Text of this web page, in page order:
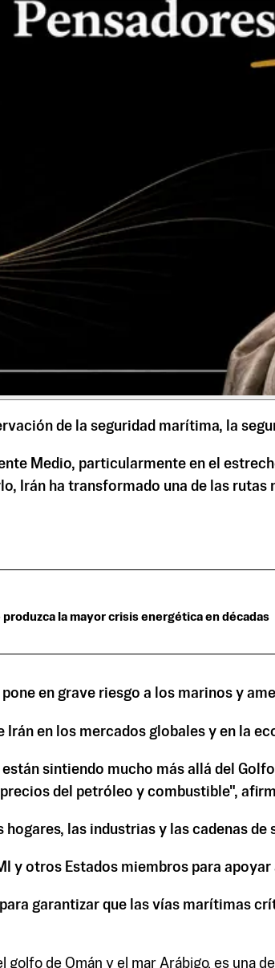
de la seguridad marítima, la
Medio, particularmente en el
Irán ha transformado una de las
la mayor crisis energética en décadas
en grave riesgo a los marinos y
en los mercados globales y en la
sintiendo mucho más allá del
del petróleo y combustible",
las industrias y las cadenas de
y otros Estados miembros para
garantizar que las vías marítimas
de Omán y el mar Arábigo, es una